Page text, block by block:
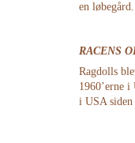
en løbegård.
RACENS
Ragdolls
1960’erne
i USA siden